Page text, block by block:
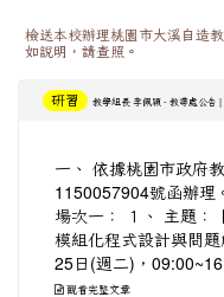
檢送本校辦理桃園市大溪自造
如說明，請查照。
研習 教學組長 李佩穎 - 教導處公告 |
一、 依據桃園市政府
1150057904號函辦理
場次一： １、 主題：
模組化程式設計與問
25日(週二)，
觀看完整文章